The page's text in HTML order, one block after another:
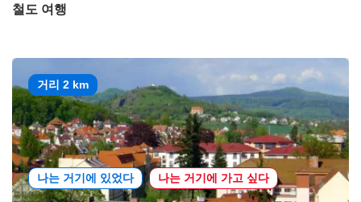
철도 여행
거리 2 km
나는 거기에 있었다 나는 거기에 가고 싶다